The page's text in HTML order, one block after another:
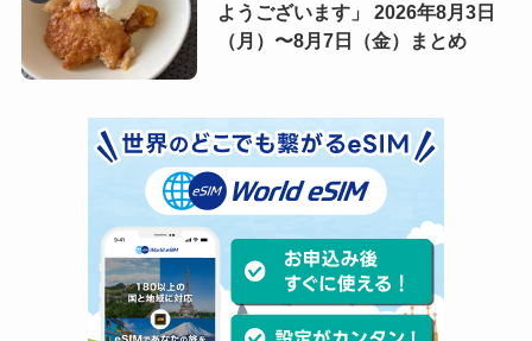
ようございます」 2026年8月3日
（月）〜8月7日（金）まとめ